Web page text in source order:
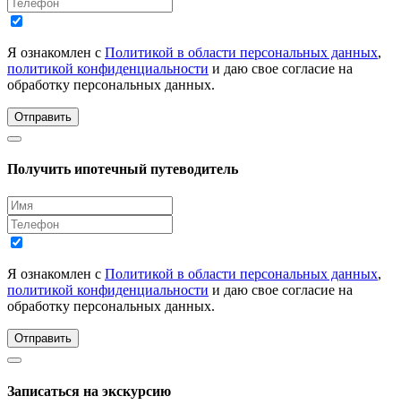
Я ознакомлен с Политикой в области персональных данных,
политикой конфиденциальности и даю свое согласие на
обработку персональных данных.
Отправить
Получить ипотечный путеводитель
Я ознакомлен с Политикой в области персональных данных,
политикой конфиденциальности и даю свое согласие на
обработку персональных данных.
Отправить
Записаться на экскурсию